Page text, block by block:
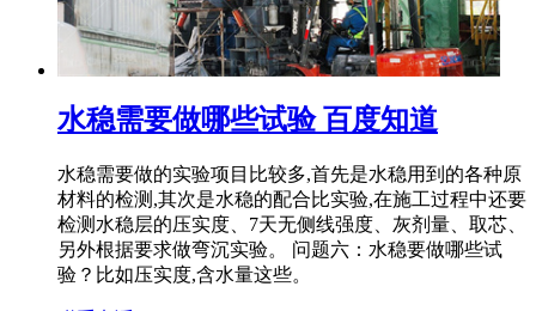
水稳需要做哪些试验 百度知道
水稳需要做的实验项目比较多,首先是水稳用到的各种原
材料的检测,其次是水稳的配合比实验,在施工过程中还要
检测水稳层的压实度、7天无侧线强度、灰剂量、取芯、
另外根据要求做弯沉实验。 问题六：水稳要做哪些试
验？比如压实度,含水量这些。